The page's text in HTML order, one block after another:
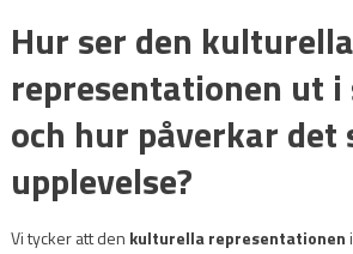
Hur ser den kulturella
representationen ut i
och hur påverkar det
upplevelse?
Vi tycker att den kulturella representationen